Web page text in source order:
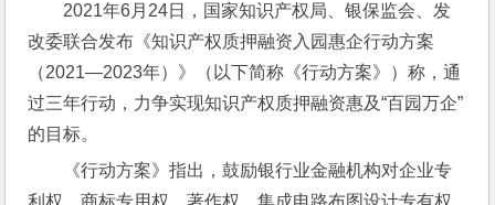
2021年6月24日，国家知识产权局、银保监会、发
改委联合发布《知识产权质押融资入园惠企行动方案
（2021—2023年）》（以下简称《行动方案》）称，通
过三年行动，力争实现知识产权质押融资惠及“百园万企”
的目标。
《行动方案》指出，鼓励银行业金融机构对企业专
利权、商标专用权、著作权、集成电路布图设计专有权